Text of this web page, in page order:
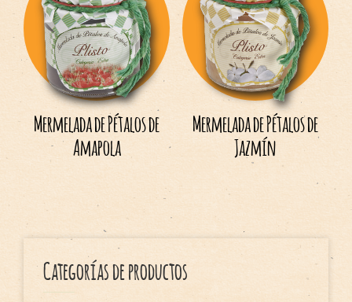
Mermelada de Pétalos de
Amapola
Mermelada de Pétalos de
Jazmín
Categorías de productos